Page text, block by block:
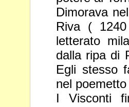
Dimorava
Riva (
letterato
dalla ripa di
Egli stesso
nel
I Visconti